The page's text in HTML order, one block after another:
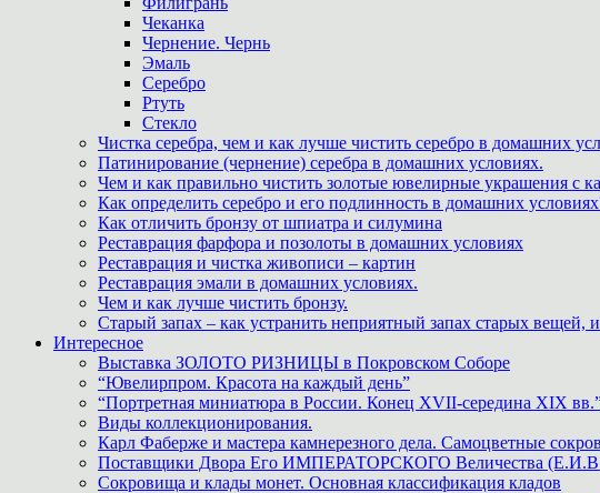
Чеканка
Чернение. Чернь
Эмаль
Серебро
Ртуть
Стекло
Чистка серебра, чем и как лучше чистить серебро в домашних
Патинирование (чернение) серебра в домашних условиях.
Чем и как правильно чистить золотые ювелирные украшения с
Как определить серебро и его подлинность в домашних
Как отличить бронзу от шпиатра и силумина
Реставрация фарфора и позолоты в домашних условиях
Реставрация и чистка живописи – картин
Реставрация эмали в домашних условиях.
Чем и как лучше чистить бронзу.
Старый запах – как устранить неприятный запах старых вещей,
Интересное
Выставка ЗОЛОТО РИЗНИЦЫ в Покровском Соборе
“Ювелирпром. Красота на каждый день”
“Портретная миниатюра в России. Конец XVII-середина XIX
Виды коллекционирования.
Карл Фаберже и мастера камнерезного дела. Самоцветные
Поставщики Двора Его ИМПЕРАТОРСКОГО Величества
Сокровища и клады монет. Основная классификация кладов